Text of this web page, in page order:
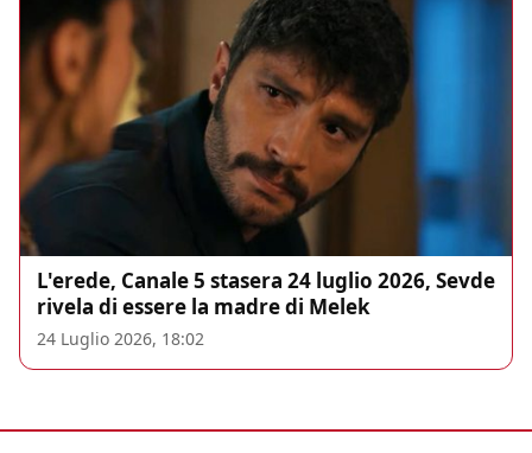
L'erede, Canale 5 stasera 24 luglio 2026, Sevde
rivela di essere la madre di Melek
24 Luglio 2026, 18:02